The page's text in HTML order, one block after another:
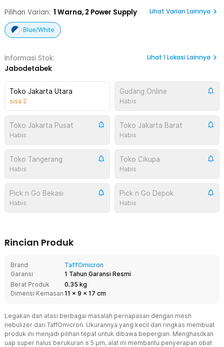
Pilihan Varian: 1 Warna, 2 Power Supply Lihat Varian Lainnya
Blue/White
Informasi Stok:
Jabodetabek
Lihat 1Lokasi Lainnya
Toko Jakarta Utara
sisa 2
Gudang Online
Habis
Toko Jakarta Pusat
Habis
Toko Jakarta Barat
Habis
Toko Tangerang
Habis
Toko Cikupa
Habis
Pick n Go Bekasi
Habis
Pick n Go Depok
Habis
Rincian Produk
Brand
TaffOmicron
Garansi
1 Tahun Garansi Resmi
Berat Produk
0.35 kg
Dimensi Kemasan 11 x 9 x 17 cm
Legakan dan atasi berbagai masalah pernapasan dengan mesh
nebulizer dari TaffOmicron. Ukurannya yang kecil dan ringkas membuat
produk ini menjadi pilihan tepat untuk dibawa bepergian. Menghasilkan
uap super halus berukuran ≤ 5 μm, alat ini membantu penyerapan obat